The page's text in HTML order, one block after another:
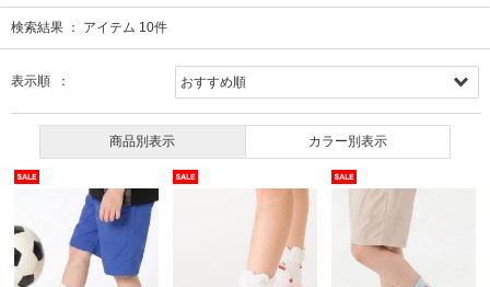
検索結果 ： アイテム 10件
表示順 ：
商品別表示 カラー別表示